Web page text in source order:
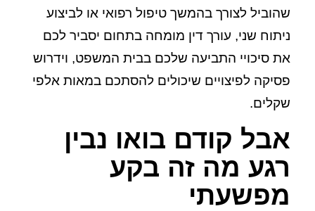
שהוביל לצורך בהמשך טיפול רפואי או לביצוע
ניתוח שני, עורך דין מומחה בתחום יסביר לכם
את סיכויי התביעה שלכם בבית המשפט, וידרוש
פסיקה לפיצויים שיכולים להסתכם במאות אלפי
שקלים.
אבל קודם בואו נבין
רגע מה זה בקע
מפשעתי